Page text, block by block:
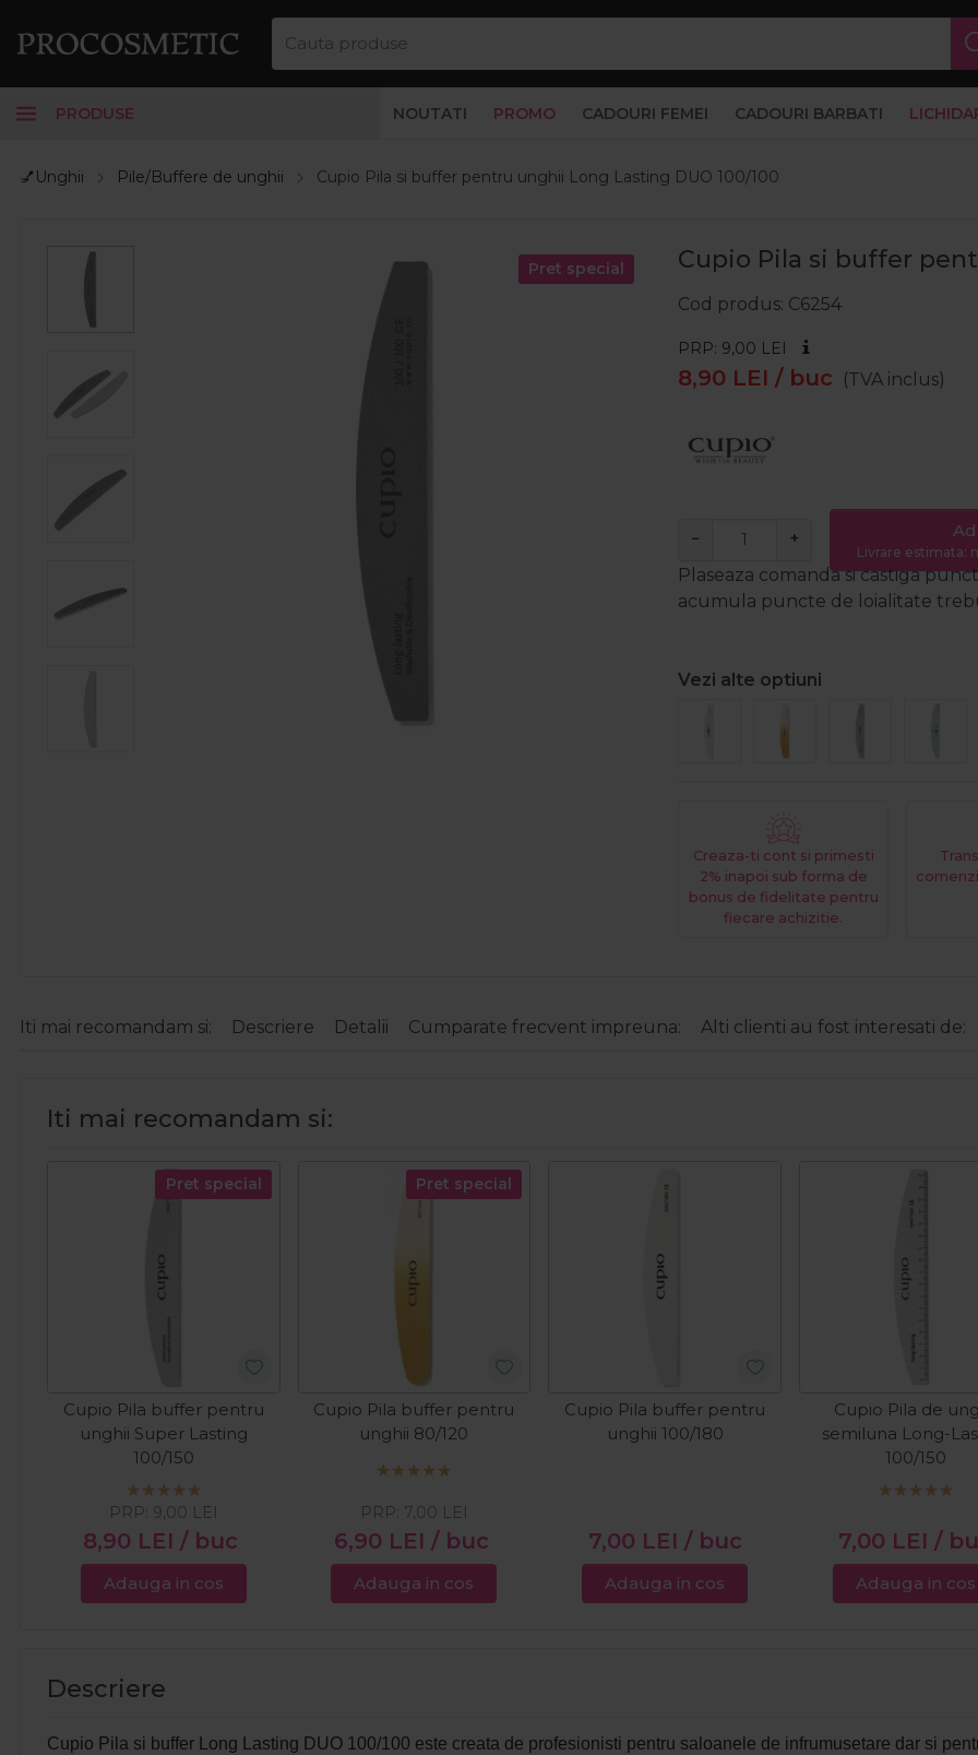
PRODUSE NOUTATI PROMO CADOURI FEMEI CADOURI BARBATI
💅Unghii Pile/Buffere de unghii Cupio Pila si buffer pentru unghii Long Lasting DUO 100/100
Pret special Cupio Pila si buffer
Cod produs C6254
PRP: 9,00 LEI
8,90 LEI / buc (TVA inclus)
− +
Livrare estimata:
Plaseaza comanda si castiga
acumula puncte de loialitate
Vezi alte optiuni
Creaza-ti cont si primesti
2% inapoi sub forma de
bonus de fidelitate pentru
fiecare achizitie.
Iti mai recomandam si: Descriere Detalii Cumparate frecvent impreuna: Alti clienti au fost interesati de:
Iti mai recomandam si:
Pret special
Cupio Pila buffer pentru
unghii Super Lasting
100/150
8,90 LEI / buc
PRP: 9,00 LEI
Adauga in cos
Pret special
Cupio Pila buffer pentru
unghii 80/120
6,90 LEI / buc
PRP: 7,00 LEI
Adauga in cos
Cupio Pila buffer pentru
unghii 100/180
7,00 LEI / buc
Adauga in cos
Cupio Pila de
semiluna Long-
100/150
7,00 LEI /
Adauga in cos
Descriere
Cupio Pila si buffer Long Lasting DUO 100/100 este creata de profesionisti pentru saloanele de infrumusetare dar si